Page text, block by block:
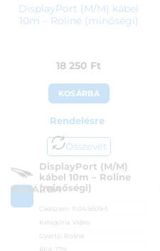
DisplayPort (M/M) kábel
10m – Roline (minőségi)
18 250 Ft
KOSÁRBA
Rendelésre
Összevet
KOSÁRBA
DisplayPort (M/M)
kábel 10m – Roline
(minőségi)
Cikkszám:
11.04.5609-5
Kategória:Video
Gyártó: Roline